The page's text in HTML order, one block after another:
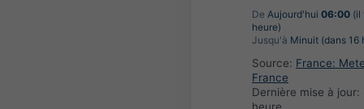
De Aujourd'hui 06:00 (il
heure)
Jusqu'à Minuit (dans 16
Source: France:
France
Dernière mise à jour: